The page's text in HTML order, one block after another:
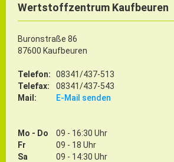
Wertstoffzentrum Kaufbeuren
Buronstraße 86
87600 Kaufbeuren
Telefon:
08341/437-513
Telefax:
08341/437-543
Mail:
E-Mail senden
Mo - Do
09 - 16:30 Uhr
Fr
09 - 18 Uhr
Sa
09 - 14:30 Uhr